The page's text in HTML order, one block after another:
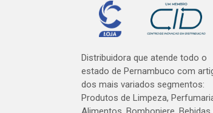
Distribuidora que atende todo o
estado de Pernambuco com
dos mais variados segmentos:
Produtos de Limpeza,